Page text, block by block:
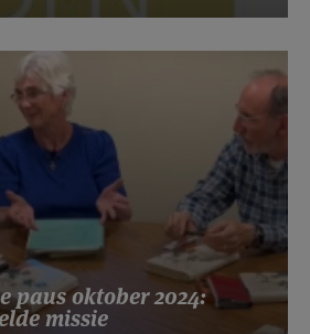
paus oktober 2024:
missie